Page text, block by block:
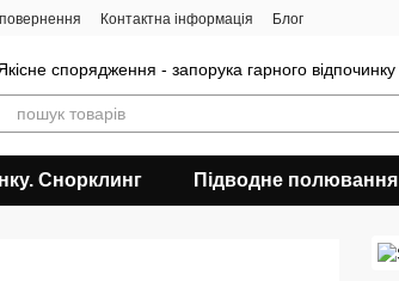
Контактна інформація Блог
спорядження - запорука гарного відпочинку
Снорклинг Підводне полювання